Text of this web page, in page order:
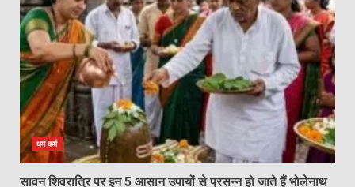
धर्म कर्म
सावन शिवरात्रि पर इन 5 आसान उपायों से प्रसन्न हो जाते हैं भोलेनाथ